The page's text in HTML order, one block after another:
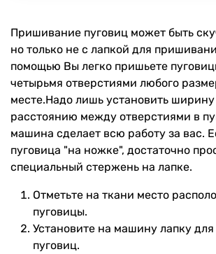
Пришивание пуговиц может быть
но только не с лапкой для
помощью Вы легко пришьете
четырьмя отверстиями любого
месте.Надо лишь установить
расстоянию между отверстиями в
машина сделает всю работу за вас.
пуговица "на ножке", достаточно
специальный стержень на лапке.
Отметьте на ткани место
пуговицы.
Установите на машину лапку
пуговиц.